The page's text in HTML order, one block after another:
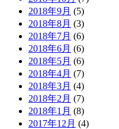
2018年9月 (5)
2018年8月 (3)
2018年7月 (6)
2018年6月 (6)
2018年5月 (6)
2018年4月 (7)
2018年3月 (4)
2018年2月 (7)
2018年1月 (8)
2017年12月 (4)